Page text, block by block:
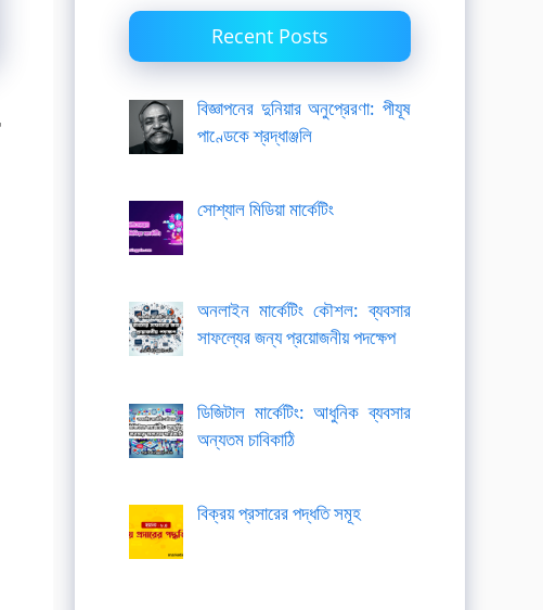
Recent Posts
বিজ্ঞাপনের দুনিয়ার অনুপ্রেরণা: পীযূষ
পাণ্ডেকে শ্রদ্ধাঞ্জলি
সোশ্যাল মিডিয়া মার্কেটিং
অনলাইন মার্কেটিং কৌশল: ব্যবসার
সাফল্যের জন্য প্রয়োজনীয় পদক্ষেপ
ডিজিটাল মার্কেটিং: আধুনিক ব্যবসার
অন্যতম চাবিকাঠি
বিক্রয় প্রসারের পদ্ধতি সমূহ